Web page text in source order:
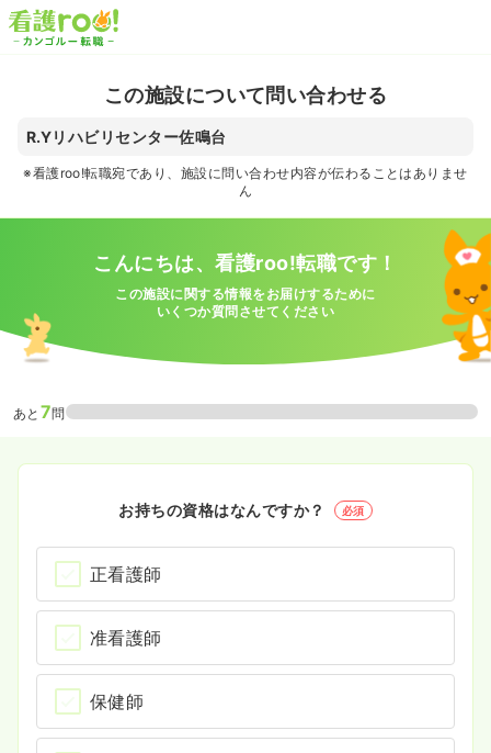
この施設について問い合わせる
R.Yリハビリセンター佐鳴台
※看護roo!転職宛であり、施設に問い合わせ内容が伝わることはありませ
ん
こんにちは、看護roo!転職です！
この施設に関する情報をお届けするために
いくつか質問させてください
あと 7問
お持ちの資格はなんですか？ 必須
正看護師
准看護師
保健師